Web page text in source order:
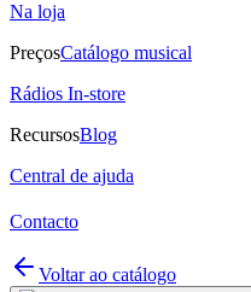
Na loja
PreçosCatálogo musical
Rádios In-store
RecursosBlog
Central de ajuda
Contacto
Voltar ao catálogo